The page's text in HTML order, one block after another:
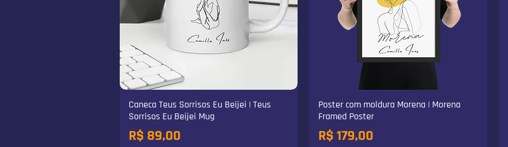
Caneca Teus Sorrisos Eu Beijei | Teus
Sorrisos Eu Beijei Mug
Preço
R$ 89,00
Poster com moldura Morena | Morena
Framed Poster
Preço
R$ 179,00